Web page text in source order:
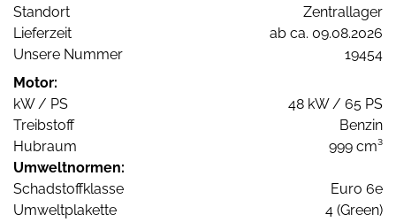
Standort
Zentrallager
Lieferzeit
ab ca. 09.08.2026
Unsere Nummer
19454
Motor:
kW / PS
48 kW / 65 PS
Treibstoff
Benzin
Hubraum
999 cm³
Umweltnormen:
Schadstoffklasse
Euro 6e
Umweltplakette
4 (Green)